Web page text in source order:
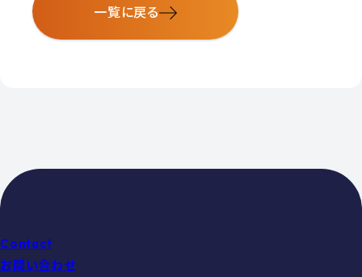
一覧に戻る
Contact
お問い合わせ